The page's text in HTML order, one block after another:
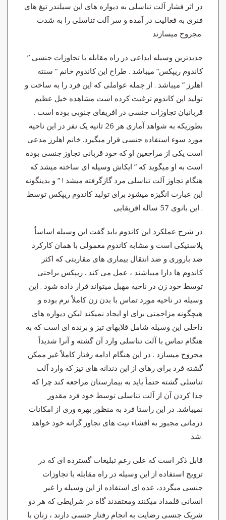
در اثر فشار آلت تناسلی به دیواره های این سیلندر تیغ های
فنری به فعالیت در آمده و سر آلت تناسلی را به شدت
مجروح میسازند.
جدیدترین وسیله ابداعی در راه مقابله با تجاوزات جنسی ”
کاندوم ریپکس” میباشد . طراح این کاندوم خانم ” سنته
اهلرز ” میباشد . از جمله عواملی که این فرد را به ساخت و
تولید این کاندوم ترغیت کرده است مشاهده خیل عظیم
قربانیان تجاوزات جنسی در افریقای جنوبی بوده است .
بطوریکه به شواهد آماری هر 26 ثانیه یک نفر در این ناحیه
مورد سوء استفاده جنسی قرار میگیرد. خانم اهلرز مدعی
است یکی از مراجعین او که خود قربانی تجاوز جنسی بوده
است به او میگوید که ” ایکاش وسیله ای ساخته میشد که
هنگام تجاوز آلت تناسلی مرد گازگرفته میشد ! ” و بدینگونه
این عبارت انگیزه میشود برای تولید کاندوم ریپکس توسط
این بانوی 57 ساله افریقایی .
در شرح عملکرد این کاندوم باید گفت این وسیله اساساٌ
پلاستیکی است و مشابه کاندوم معمولی با همان کارکرد
ضد باروری و ضد انتقال بیماری های مقاربتی که اکثر
کاندوم ها دارا میباشند ، عمل می کند . ریپکس براحتی
توسط خود زن در ناحیه مهبل میتواند قرار داده شود . این
وسیله در ناحیه مورد تماس با بدن زن کاملاً نرم بوده و
هیچگونه مزاحمتی برای او ایجاد نمیکند لیکن دیواره های
داخلی این وسیله شامل قلابهای تیز و برنده ای است که به
هنگام تماس با آلت تناسلی وارد آن گشته و آنرا شدیداً
مجروح میسازد . در این هنگام ادامه رفتار کاملاً غیر ممکن
گشته فرد برای رهای از این دندانه های تیز که وارد آلت
تناسلی گشته حتماً باید به بیمارستان مراجعه کند چرا که
جدا کردن آن از آلت تناسلی توسط خود فرد مقدور
نمیباشد. در این راستا فرد به منظور بهره وری از امکانات
درمانی مجبور به افشاء نیت های تجاوز گرانه خود خواهد
شد.
قابل ذکر است که علی رغم تبلیغات گسترده ای که در
ترویج استفاده از این وسیله در راه مقابله با تجاوزات
جنسی میگردد، عده ای استفاده از این وسیله را غیر
انسانی قلمداد میکنند ومعتقدند گاه در شرایطی که هر دو
شریک جنسی رضایت به انجام رفتار جنسی دارند ، زنان با